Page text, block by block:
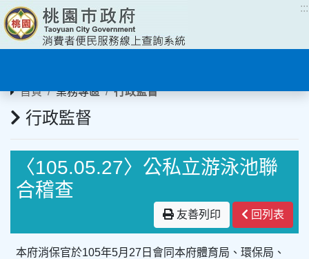
:::
首頁 業務專區 行政監督
行政監督
〈105.05.27〉公私立游泳池聯
合稽查
友善列印 回列表
本府消保官於105年5月27日會同本府體育局、環保局、